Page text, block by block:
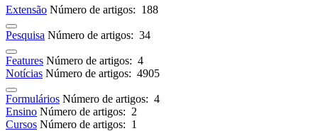
Extensão Número de artigos: 188
Pesquisa Número de artigos: 34
Features Número de artigos: 4
Notícias Número de artigos: 4905
Formulários Número de artigos: 4
Ensino Número de artigos: 2
Cursos Número de artigos: 1